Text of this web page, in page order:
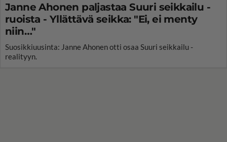
Janne Ahonen paljastaa Suuri seikkailu -
ruoista - Yllättävä seikka: "Ei, ei menty
niin…"
Suosikkiuusinta: Janne Ahonen otti osaa Suuri seikkailu -
realityyn.